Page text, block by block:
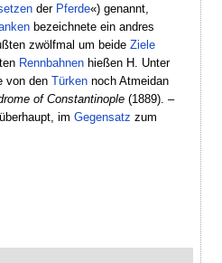
der Pferde«) genannt,
bezeichnete ein andres
zwölfmal um beide Ziele
Rennbahnenhießen H. Unter
von den Türkennoch Atmeidan
of Constantinople(1889). –
im Gegensatz zum